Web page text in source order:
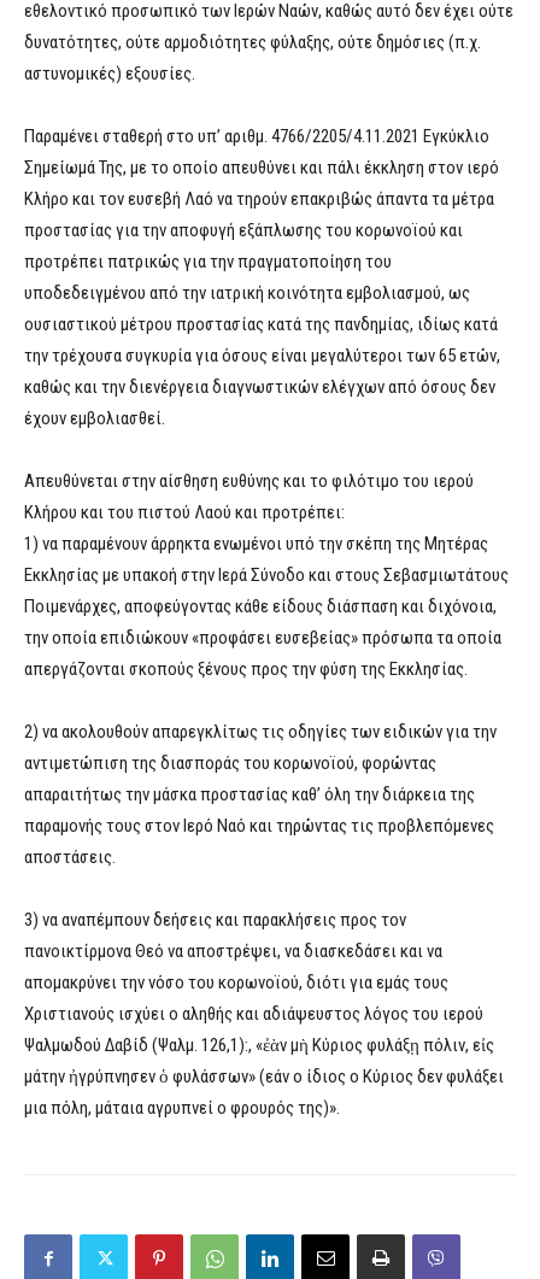
εθελοντικό προσωπικό των Ιερών Ναών, καθώς αυτό δεν έχει ούτε
δυνατότητες, ούτε αρμοδιότητες φύλαξης, ούτε δημόσιες (π.χ.
αστυνομικές) εξουσίες.
Παραμένει σταθερή στο υπ’ αριθμ. 4766/2205/4.11.2021 Εγκύκλιο
Σημείωμά Της, με το οποίο απευθύνει και πάλι έκκληση στον ιερό
Κλήρο και τον ευσεβή Λαό να τηρούν επακριβώς άπαντα τα μέτρα
προστασίας για την αποφυγή εξάπλωσης του κορωνοϊού και
προτρέπει πατρικώς για την πραγματοποίηση του
υποδεδειγμένου από την ιατρική κοινότητα εμβολιασμού, ως
ουσιαστικού μέτρου προστασίας κατά της πανδημίας, ιδίως κατά
την τρέχουσα συγκυρία για όσους είναι μεγαλύτεροι των 65 ετών,
καθώς και την διενέργεια διαγνωστικών ελέγχων από όσους δεν
έχουν εμβολιασθεί.
Απευθύνεται στην αίσθηση ευθύνης και το φιλότιμο του ιερού
Κλήρου και του πιστού Λαού και προτρέπει:
1) να παραμένουν άρρηκτα ενωμένοι υπό την σκέπη της Μητέρας
Εκκλησίας με υπακοή στην Ιερά Σύνοδο και στους Σεβασμιωτάτους
Ποιμενάρχες, αποφεύγοντας κάθε είδους διάσπαση και διχόνοια,
την οποία επιδιώκουν «προφάσει ευσεβείας» πρόσωπα τα οποία
απεργάζονται σκοπούς ξένους προς την φύση της Εκκλησίας.
2) να ακολουθούν απαρεγκλίτως τις οδηγίες των ειδικών για την
αντιμετώπιση της διασποράς του κορωνοϊού, φορώντας
απαραιτήτως την μάσκα προστασίας καθ’ όλη την διάρκεια της
παραμονής τους στον Ιερό Ναό και τηρώντας τις προβλεπόμενες
αποστάσεις.
3) να αναπέμπουν δεήσεις και παρακλήσεις προς τον
πανοικτίρμονα Θεό να αποστρέψει, να διασκεδάσει και να
απομακρύνει την νόσο του κορωνοϊού, διότι για εμάς τους
Χριστιανούς ισχύει ο αληθής και αδιάψευστος λόγος του ιερού
Ψαλμωδού Δαβίδ (Ψαλμ. 126,1):, «ἐὰν μὴ Κύριος φυλάξῃ πόλιν, εἰς
μάτην ἠγρύπνησεν ὁ φυλάσσων» (εάν ο ίδιος ο Κύριος δεν φυλάξει
μια πόλη, μάταια αγρυπνεί ο φρουρός της)».